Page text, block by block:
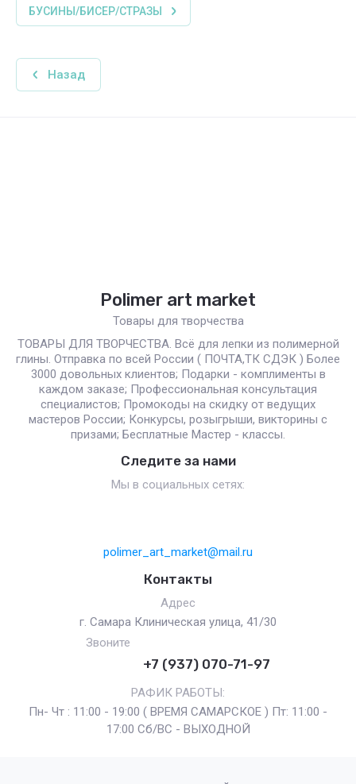
БУСИНЫ/БИСЕР/СТРАЗЫ
Назад
Polimer art market
Товары для творчества
ТОВАРЫ ДЛЯ ТВОРЧЕСТВА. Всё для лепки из полимерной
глины. Отправка по всей России ( ПОЧТА,ТК СДЭК ) Более
3000 довольных клиентов; Подарки - комплименты в
каждом заказе; Профессиональная консультация
специалистов; Промокоды на скидку от ведущих
мастеров России; Конкурсы, розыгрыши, викторины с
призами; Бесплатные Мастер - классы.
Следите за нами
Мы в социальных сетях:
polimer_art_market@mail.ru
Контакты
Адрес
г. Самара Клиническая улица, 41/30
Звоните
+7 (937) 070-71-97
РАФИК РАБОТЫ:
Пн- Чт : 11:00 - 19:00 ( ВРЕМЯ САМАРСКОЕ ) Пт: 11:00 -
17:00 Сб/ВС - ВЫХОДНОЙ